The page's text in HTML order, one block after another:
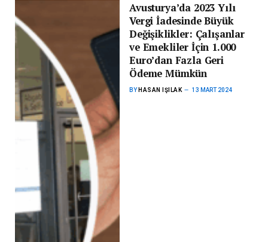
Avusturya’da 2023 Yılı
Vergi İadesinde Büyük
Değişiklikler: Çalışanlar
ve Emekliler İçin 1.000
Euro’dan Fazla Geri
Ödeme Mümkün
BY HASAN IŞILAK 13 MART 2024